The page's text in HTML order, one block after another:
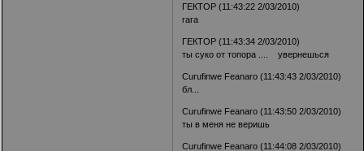
ГЕКТОР (11:43:22 2/03/2010)
гага
ГЕКТОР (11:43:34 2/03/2010)
ты суко от топора .... увернешься
Curufinwe Feanaro (11:43:43 2/03/2010)
бл...
Curufinwe Feanaro (11:43:50 2/03/2010)
ты в меня не веришь
Curufinwe Feanaro (11:44:08 2/03/2010)